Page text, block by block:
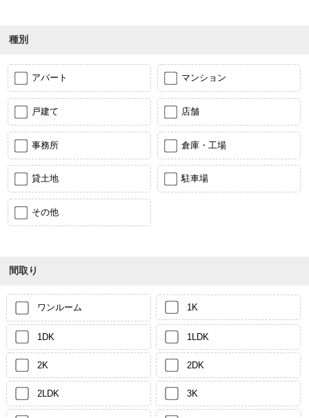
種別
アパート マンション
戸建て 店舗
事務所 倉庫・工場
貸土地 駐車場
その他
間取り
ワンルーム 1K
1DK 1LDK
2K 2DK
2LDK 3K